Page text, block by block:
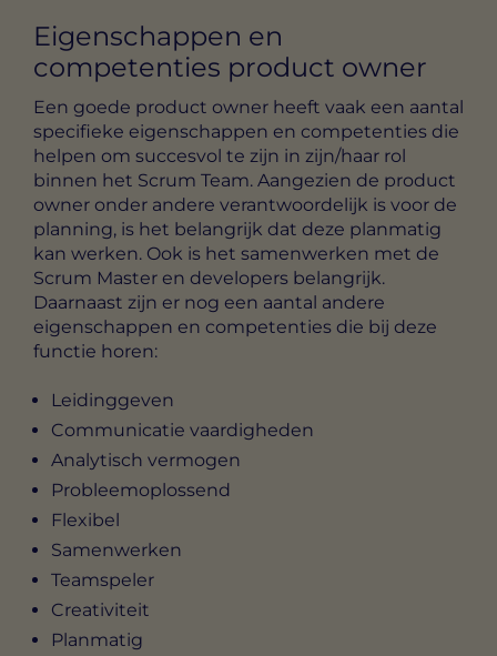
Eigenschappen en
competenties product owner
Een goede product owner heeft vaak een aantal
specifieke eigenschappen en competenties die
helpen om succesvol te zijn in zijn/haar rol
binnen het Scrum Team. Aangezien de product
owner onder andere verantwoordelijk is voor de
planning, is het belangrijk dat deze planmatig
kan werken. Ook is het samenwerken met de
Scrum Master en developers belangrijk.
Daarnaast zijn er nog een aantal andere
eigenschappen en competenties die bij deze
functie horen:
Leidinggeven
Communicatie vaardigheden
Analytisch vermogen
Probleemoplossend
Flexibel
Samenwerken
Teamspeler
Creativiteit
Planmatig